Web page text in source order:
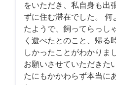
をいただき、私自身も出
ずに住む滞在でした。 何
たようで、飼ってらっし
く遊べたとのこと、帰る
しかったことがわかりま
お願いさせていただきた
たにもかかわらず本当に